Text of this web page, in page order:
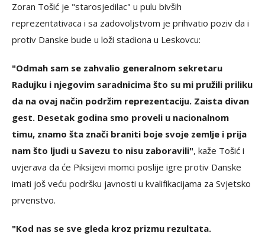
Zoran Tošić je "starosjedilac" u pulu bivših
reprezentativaca i sa zadovoljstvom je prihvatio poziv da i
protiv Danske bude u loži stadiona u Leskovcu:
"Odmah sam se zahvalio generalnom sekretaru
Radujku i njegovim saradnicima što su mi pružili priliku
da na ovaj način podržim reprezentaciju. Zaista divan
gest. Desetak godina smo proveli u nacionalnom
timu, znamo šta znači braniti boje svoje zemlje i prija
nam što ljudi u Savezu to nisu zaboravili", kaže Tošić i
uvjerava da će Piksijevi momci poslije igre protiv Danske
imati još veću podršku javnosti u kvalifikacijama za Svjetsko
prvenstvo.
"Kod nas se sve gleda kroz prizmu rezultata.